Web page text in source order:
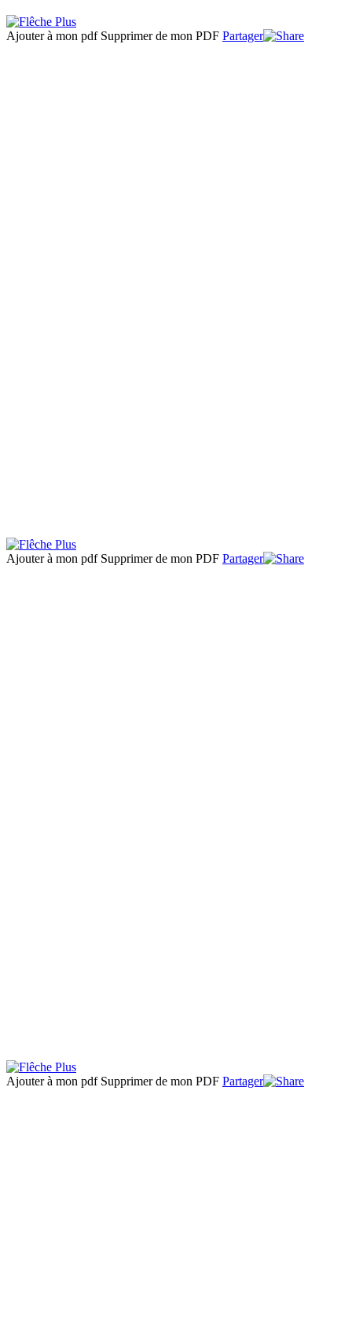
Ajouter à mon pdf Supprimer de mon PDF Partager
Ajouter à mon pdf Supprimer de mon PDF Partager
Ajouter à mon pdf Supprimer de mon PDF Partager